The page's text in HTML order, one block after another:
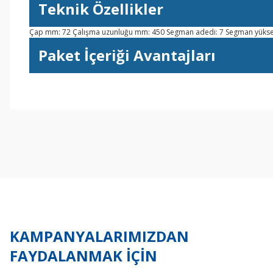
Teknik Özellikler
Çap mm: 72 Çalışma uzunluğu mm: 450 Segman adedi: 7 Segman
Paket İçeriği Avantajları
KAMPANYALARIMIZDAN
FAYDALANMAK İÇİN